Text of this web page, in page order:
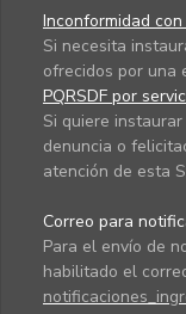
Inconformidad
Si necesita
ofrecidos por una
PQRSDF por
Si quiere
denuncia o
atención de esta
Correo para
Para el envío de
habilitado el